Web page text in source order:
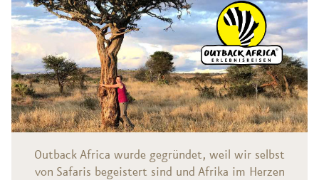
Outback Africa wurde gegründet, weil wir selbst
von Safaris begeistert sind und Afrika im Herzen